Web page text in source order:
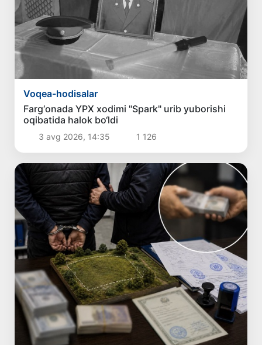
Voqea-hodisalar
Farg‘onada YPX xodimi "Spark" urib yuborishi
oqibatida halok bo‘ldi
3 avg 2026, 14:35 1 126